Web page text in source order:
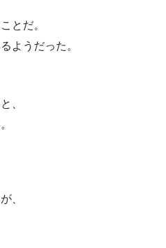
とだ。
ようだった。
、
、